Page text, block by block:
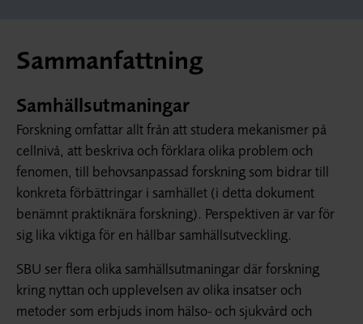
Sammanfattning
Samhällsutmaningar
Forskning omfattar allt från att studera mekanismer på
cellnivå, att beskriva och förklara olika problem och
fenomen, till behovsanpassad forskning som bidrar till
konkreta förbättringar i samhället (i detta dokument
benämnt praktiknära forskning). Perspektiven är var för
sig lika viktiga för en hållbar samhällsutveckling.
SBU ser flera olika samhällsutmaningar där forskning
kring nyttan och upplevelsen av olika insatser och
metoder som erbjuds inom hälso- och sjukvård och